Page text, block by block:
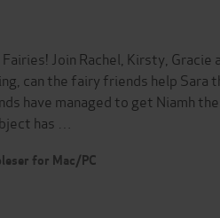
Join Rachel, Kirsty, Gracie
can the fairy friends help Sara
have managed to get Niamh
has …
for Mac/PC